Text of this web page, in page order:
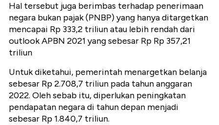
Hal tersebut juga berimbas terhadap penerimaan
negara bukan pajak (PNBP) yang hanya ditargetkan
mencapai Rp 333,2 triliun atau lebih rendah dari
outlook APBN 2021 yang sebesar Rp Rp 357,21
triliun
Untuk diketahui, pemerintah menargetkan belanja
sebesar Rp 2.708,7 triliun pada tahun anggaran
2022. Oleh sebab itu, diperlukan peningkatan
pendapatan negara di tahun depan menjadi
sebesar Rp 1.840,7 triliun.